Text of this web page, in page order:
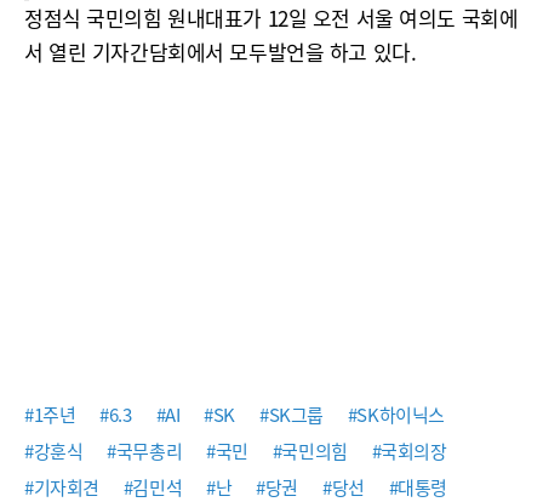
정점식 국민의힘 원내대표가 12일 오전 서울 여의도 국회에
서 열린 기자간담회에서 모두발언을 하고 있다.
#1주년 #6.3 #AI #SK #SK그룹
#SK하이닉스
#강훈식
#국무총리 #국민 #국민의힘
#국회의장
#기자회견
#김민석 #난 #당권 #당선
#대통령